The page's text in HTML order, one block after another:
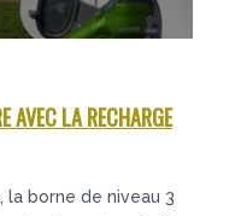
AVEC LA RECHARGE
la borne de niveau 3